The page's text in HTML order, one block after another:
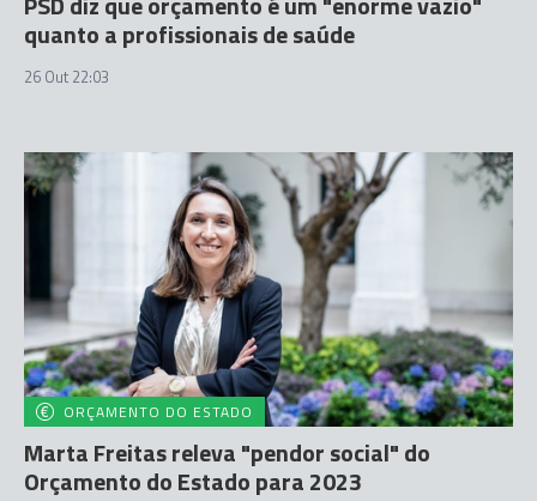
quanto a profissionais de saúde
26 Out 22:03
ORÇAMENTO DO ESTADO
Marta Freitas releva "pendor social" do
Orçamento do Estado para 2023